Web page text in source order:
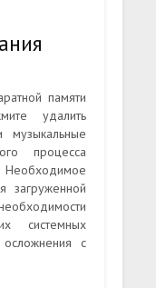
памяти
удалить
процесса
загруженной
системных
с